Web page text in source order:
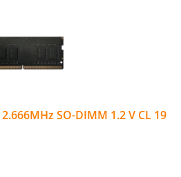
SO-DIMM 1.2 V CL 19